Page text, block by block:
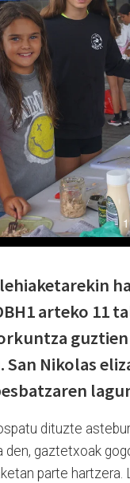
arteko 11
Nikolas
dituzte
den, gaztetxoak
parte